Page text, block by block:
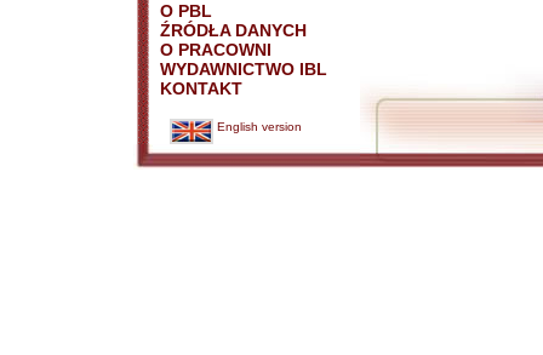
O PBL
ŹRÓDŁA DANYCH
O PRACOWNI
WYDAWNICTWO IBL
KONTAKT
English version